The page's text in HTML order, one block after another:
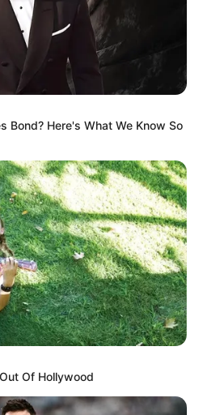
Bond? Here's What We Know So
Of Hollywood